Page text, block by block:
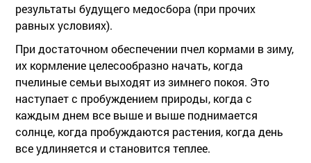
результаты будущего медосбора (при прочих
равных условиях).
При достаточном обеспечении пчел кормами в зиму,
их кормление целесообразно начать, когда
пчелиные семьи выходят из зимнего покоя. Это
наступает с пробуждением природы, когда с
каждым днем все выше и выше поднимается
солнце, когда пробуждаются растения, когда день
все удлиняется и становится теплее.